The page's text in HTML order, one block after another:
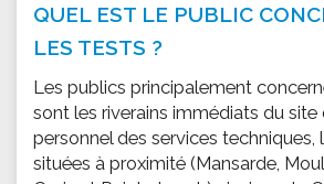
QUEL EST LE PUBLIC
LES TESTS ?
Les publics principalement
sont les riverains immédiats du site
personnel des services techniques,
situées à proximité (Mansarde,